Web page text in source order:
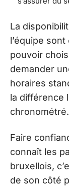
La
l’équipe
pouvoir
demander
horaires
la différence
chronométré.
Faire
connaît les
bruxellois,
de son côté